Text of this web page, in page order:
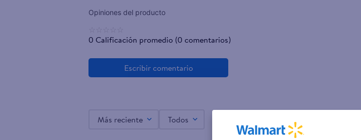
0 Calificación promedio (0 comentarios)
Más reciente Todos